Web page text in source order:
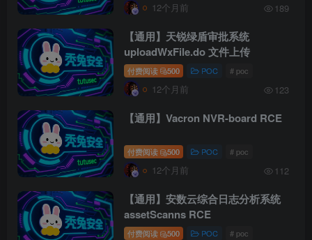
12个月前 189
【通用】天锐绿盾审批系统
uploadWxFile.do 文件上传
付费阅读 500 POC # poc
12个月前 123
【通用】Vacron NVR-board RCE
付费阅读 500 POC # poc
12个月前 112
【通用】安数云综合日志分析系统
assetScanns RCE
付费阅读 500 POC # poc